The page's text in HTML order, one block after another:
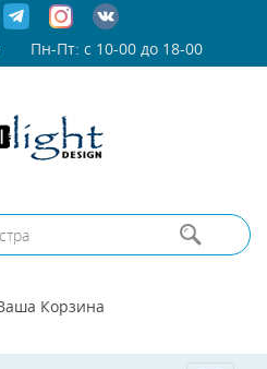
Пн-Пт: с 10-00 до 18-00
Корзина